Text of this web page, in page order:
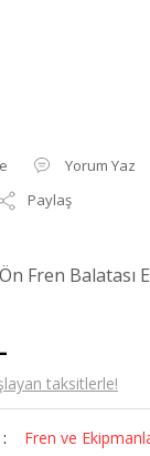
Yorum Yaz
Paylaş
Fren Balatası
taksitlerle!
Fren ve